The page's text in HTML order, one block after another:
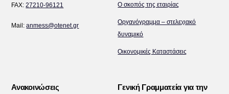
FAX:27210-96121
Mail:anmess@otenet.gr
Ο σκοπός της εταιρίας
Οργανόγραμμα – στελεχιακό
δυναμικό
Οικονομικές Καταστάσεις
Ανακοινώσεις
Γενική Γραμματεία για την